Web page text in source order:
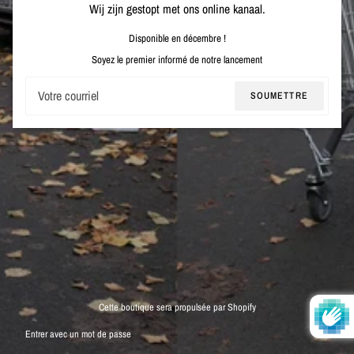
Wij zijn gestopt met ons online kanaal.
Disponible en décembre !
Soyez le premier informé de notre lancement
SOUMETTRE
Cette boutique sera propulsée par Shopify
Entrer avec un mot de passe